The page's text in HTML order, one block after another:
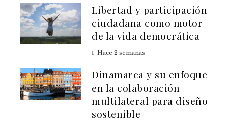
Libertad y participación
ciudadana como motor
de la vida democrática
Hace 2 semanas
Dinamarca y su enfoque
en la colaboración
multilateral para diseño
sostenible